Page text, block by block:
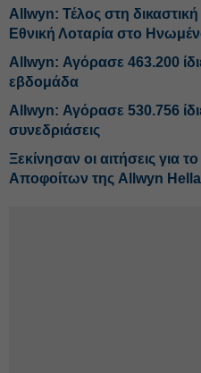
Allwyn: Τέλος στη
Εθνική Λοταρία στο
Allwyn: Αγόρασε 463.200
εβδομάδα
Allwyn: Αγόρασε 530.756
συνεδριάσεις
Ξεκίνησαν οι αιτήσεις για
Αποφοίτων της Allwyn